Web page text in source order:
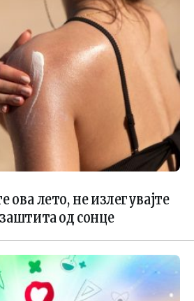
ова лето, не излегувајте
од сонце